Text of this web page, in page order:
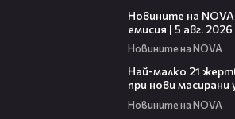
Новините на
емисия | 5 авг. 2026
Новините на NOVA
Най-малко 21
при нови масирани
Новините на NOVA